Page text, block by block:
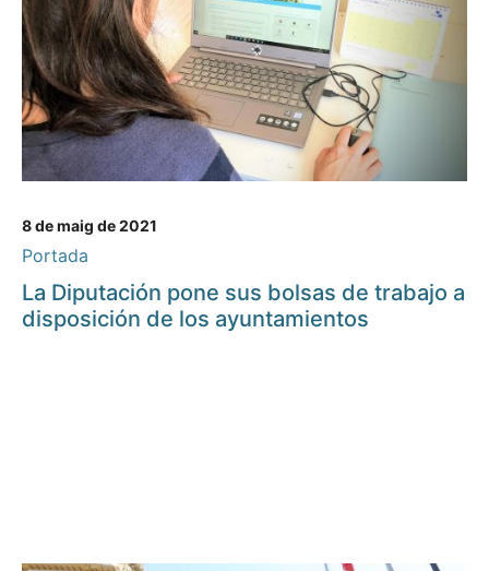
8 de maig de 2021
Portada
La Diputación pone sus bolsas de trabajo a
disposición de los ayuntamientos